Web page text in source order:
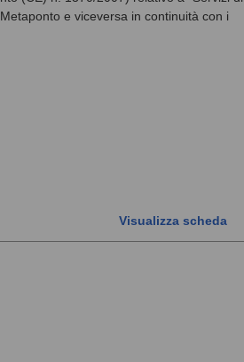
e viceversa in continuità con i
Visualizza scheda